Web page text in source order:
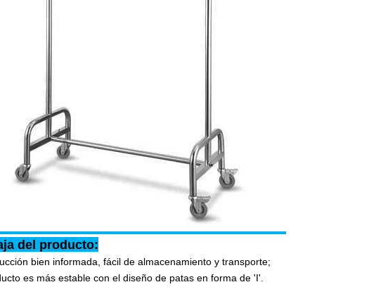
del producto:
bien informada, fácil de almacenamiento y transporte;
es más estable con el diseño de patas en forma de 'I'.